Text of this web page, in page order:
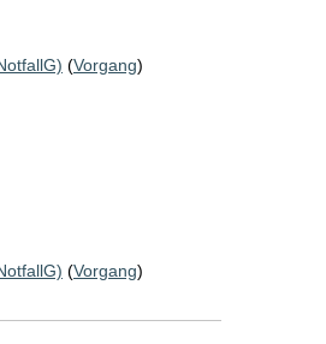
(Vorgang)
(Vorgang)